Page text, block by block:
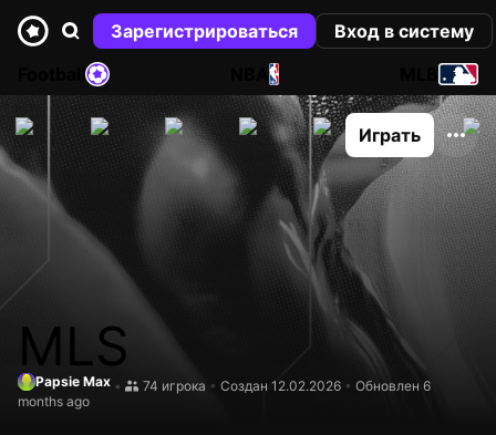
Зарегистрироваться
Вход в систему
NBA
Играть
MLS
Papsie Max • 74 игрока • Создан 12.02.2026 • Обновлен 6
months ago